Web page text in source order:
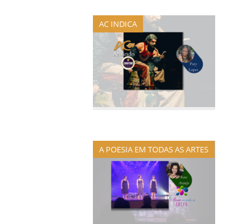
AC INDICA
A POESIA EM TODAS AS ARTES